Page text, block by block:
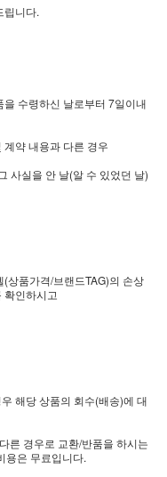
립니다.
수령하신 날로부터 7일이내
약 내용과 다른 경우
사실을 안 날(알 수 있었던 날)
상품가격/브랜드TAG)의 손상
확인하시고
해당 상품의 회수(배송)에 대
른 경우로 교환/반품을 하시는
용은 무료입니다.